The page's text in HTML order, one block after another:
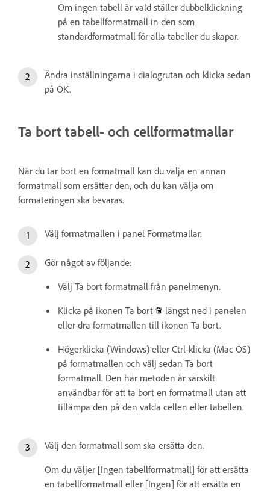
Om ingen tabell är vald ställer dubbelklickning
på en tabellformatmall in den som
standardformatmall för alla tabeller du skapar.
Ändra inställningarna i dialogrutan och klicka sedan
på OK.
Ta bort tabell- och cellformatmallar
När du tar bort en formatmall kan du välja en annan
formatmall som ersätter den, och du kan välja om
formateringen ska bevaras.
Välj formatmallen i panel Formatmallar.
Gör något av följande:
Välj Ta bort formatmall från panelmenyn.
Klicka på ikonen Ta bort
längst ned i panelen
eller dra formatmallen till ikonen Ta bort.
Högerklicka (Windows) eller Ctrl-klicka (Mac OS)
på formatmallen och välj sedan Ta bort
formatmall. Den här metoden är särskilt
användbar för att ta bort en formatmall utan att
tillämpa den på den valda cellen eller tabellen.
Välj den formatmall som ska ersätta den.
Om du väljer [Ingen tabellformatmall] för att ersätta
en tabellformatmall eller [Ingen] för att ersätta en